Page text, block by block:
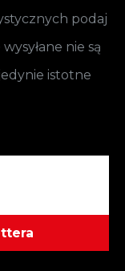
podaj
nie są
istotne